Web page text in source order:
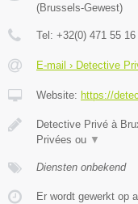
(Brussels-Gewest)
Tel: +32(0) 471 55 16
E-mail › Detective
Website: https://
Detective Privé à
Privées ou ▼
Diensten onbekend
Er wordt gewerkt op